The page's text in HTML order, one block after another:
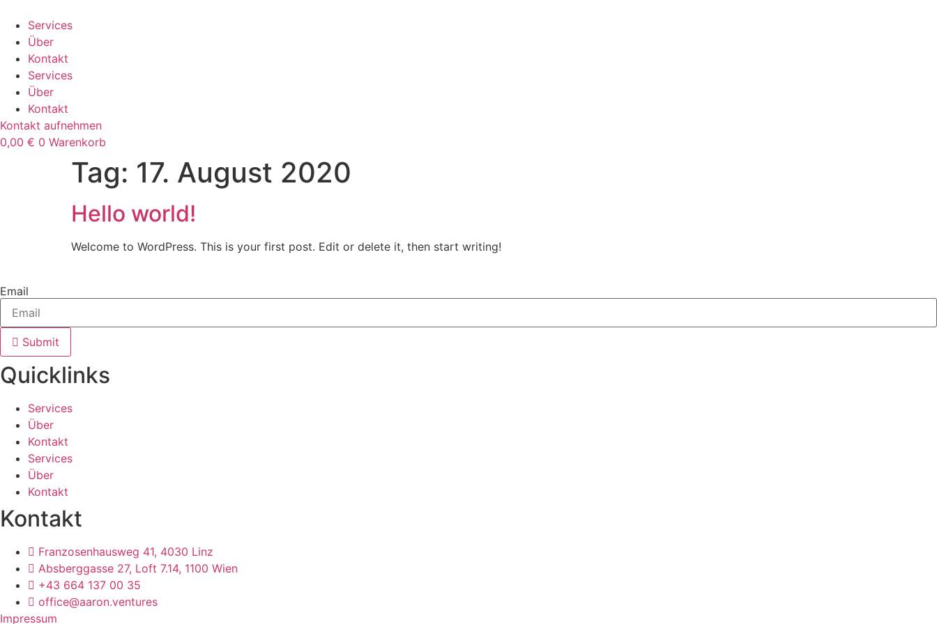
Inhalt
springen
Services
Über
Kontakt
Services
Über
Kontakt
Kontakt aufnehmen
0,00 € 0 Warenkorb
Tag: 17. August 2020
Hello world!
Welcome to WordPress. This is your first post. Edit or delete it, then start writing!
Email
Submit
Quicklinks
Services
Über
Kontakt
Services
Über
Kontakt
Kontakt
Franzosenhausweg 41, 4030 Linz
Absberggasse 27, Loft 7.14, 1100 Wien
+43 664 137 00 35
office@aaron.ventures
Impressum